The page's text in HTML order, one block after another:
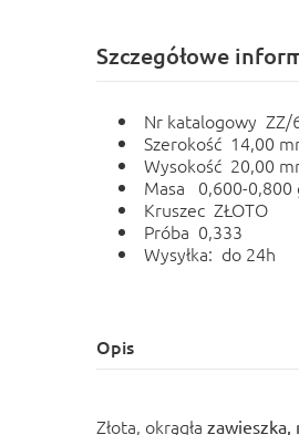
Szczegółowe
Nr katalogowy ZZ/
Szerokość 14,00
Wysokość 20,00
Masa 0,600-0,800
Kruszec ZŁOTO
Próba 0,333
Wysyłka: do 24h
Opis
Złota, okrągła zawieszka,